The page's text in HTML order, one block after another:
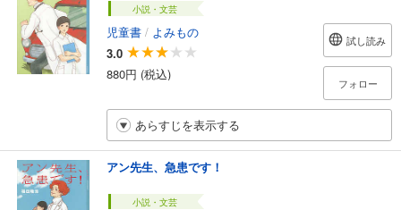
小説・文芸
児童書 / よみもの
3.0
880円 (税込)
試し読み
フォロー
あらすじを表示する
アン先生、急患です！
小説・文芸